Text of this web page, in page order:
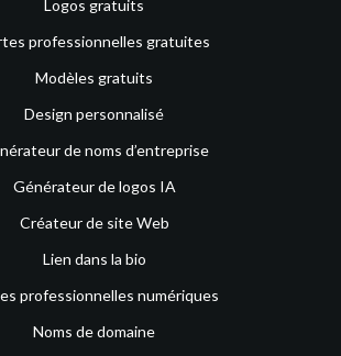
Logos gratuits
professionnelles gratuites
Modèles gratuits
Design personnalisé
de noms d’entreprise
Générateur de logos IA
Créateur de site Web
Lien dans la bio
professionnelles numériques
Noms de domaine